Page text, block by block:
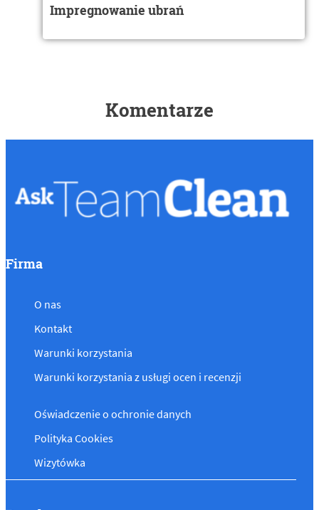
Impregnowanie ubrań
Komentarze
Firma
O nas
Kontakt
Warunki korzystania
Warunki korzystania z usługi ocen i recenzji
Oświadczenie o ochronie danych
Polityka Cookies
Wizytówka